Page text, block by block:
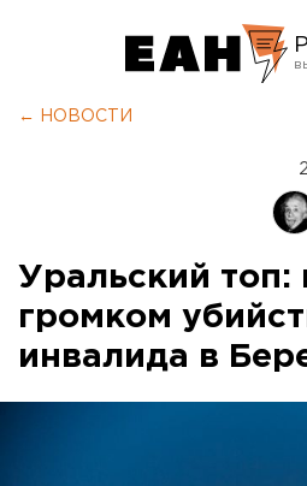
← НОВОСТИ
Уральский топ:
громком
инвалида в